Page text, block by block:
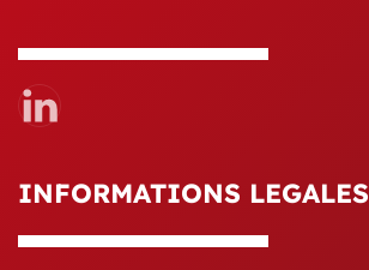
INFORMATIONS LEGALES